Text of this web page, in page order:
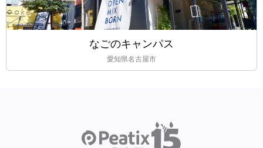
なごのキャンパス
愛知県名古屋市